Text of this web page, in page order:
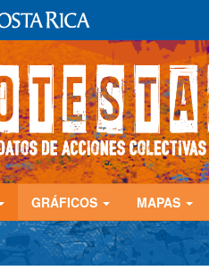
GRÁFICOS MAPAS